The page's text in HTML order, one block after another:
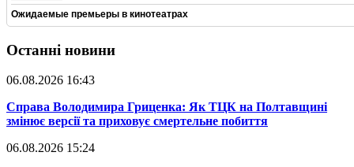
Ожидаемые премьеры в кинотеатрах
Останні новини
06.08.2026 16:43
​Справа Володимира Гриценка: Як ТЦК на Полтавщині
змінює версії та приховує смертельне побиття
06.08.2026 15:24